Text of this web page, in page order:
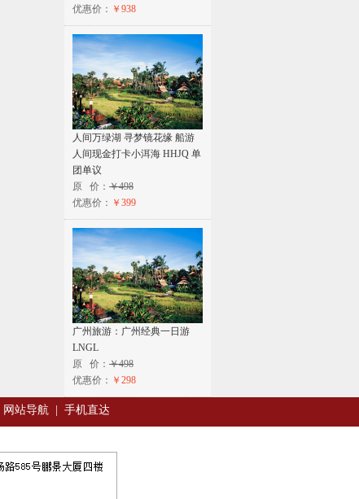
优惠价： ￥938
人间万绿湖 寻梦镜花缘 船游
人间现金打卡小洱海 HHJQ 单
团单议
原 价： ￥498
优惠价： ￥399
广州旅游：广州经典一日游
LNGL
原 价： ￥498
优惠价： ￥298
网站导航 手机直达